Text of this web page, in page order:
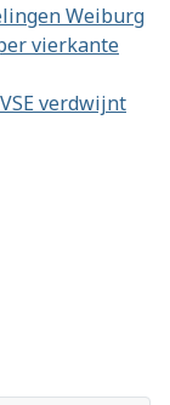
Weiburg
vierkante
verdwijnt